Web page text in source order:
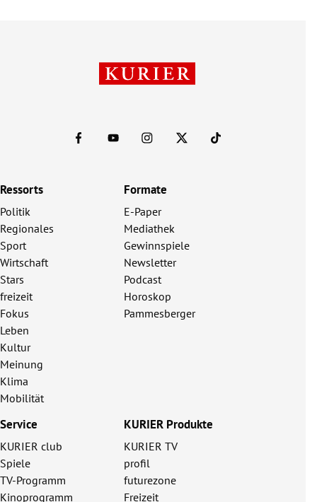
Ressorts
Politik
Regionales
Sport
Wirtschaft
Stars
freizeit
Fokus
Leben
Kultur
Meinung
Klima
Mobilität
Formate
E-Paper
Mediathek
Gewinnspiele
Newsletter
Podcast
Horoskop
Pammesberger
Service
KURIER club
Spiele
TV-Programm
Kinoprogramm
KURIER Produkte
KURIER TV
profil
futurezone
Freizeit